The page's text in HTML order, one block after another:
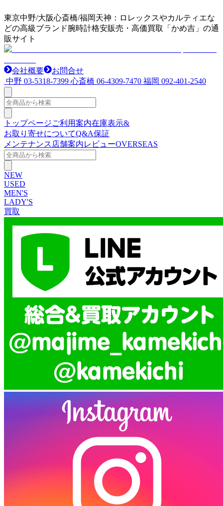
東京中野/大阪心斎橋/福岡天神：ロレックスやカルティエな
どの高級ブランド腕時計格安販売・高価買取「かめ吉」の通
販サイト
会社概要
お問合せ
中野 03-5318-7399 心斎橋 06-4309-7470 福岡 092-401-2540
トップページご利用案内在庫表示&
お取り寄せについてQ&A保証
メンテナンス 店舗案内レビューOVERSEAS
NEW
USED
MEN'S
LADY'S
買取